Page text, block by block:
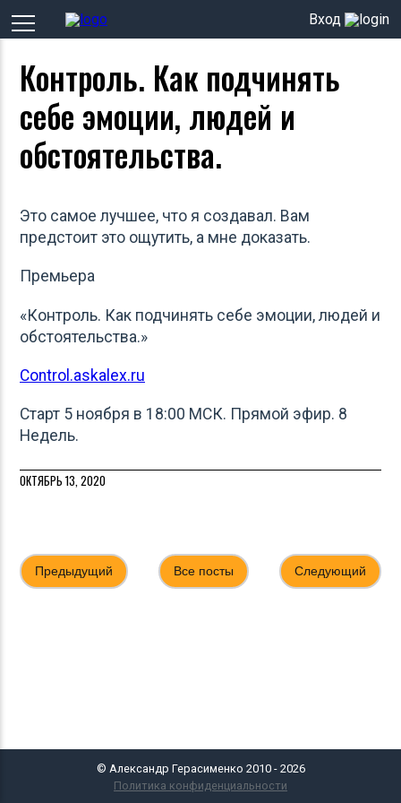
Вход
Контроль. Как подчинять
себе эмоции, людей и
обстоятельства.
Это самое лучшее, что я создавал. Вам
предстоит это ощутить, а мне доказать.
Премьера
«Контроль. Как подчинять себе эмоции, людей и
обстоятельства.»
Control.askalex.ru
Старт 5 ноября в 18:00 МСК. Прямой эфир. 8
Недель.
ОКТЯБРЬ 13, 2020
Предыдущий Все посты Следующий
© Александр Герасименко 2010 - 2026
Политика конфиденциальности